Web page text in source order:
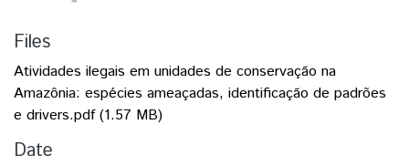
Files
Atividades ilegais em unidades de conservação na
Amazônia: espécies ameaçadas, identificação de padrões
e drivers.pdf(1.57 MB)
Date